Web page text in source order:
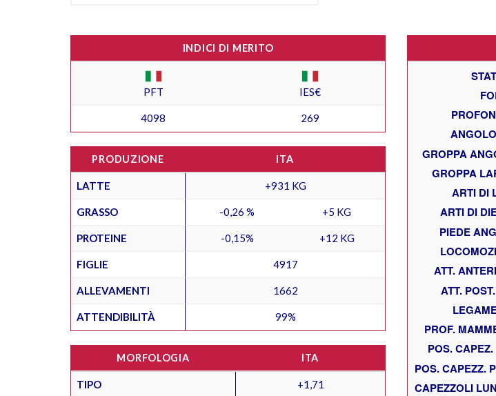
INDICI DI MERITO
PFT IES€
4098 269
PRODUZIONE ITA
LATTE +931 KG
GRASSO -0,26 % +5 KG
PROTEINE -0,15% +12 KG
FIGLIE 4917
ALLEVAMENTI 1662
ATTENDIBILITÀ 99%
MORFOLOGIA ITA
TIPO +1,71